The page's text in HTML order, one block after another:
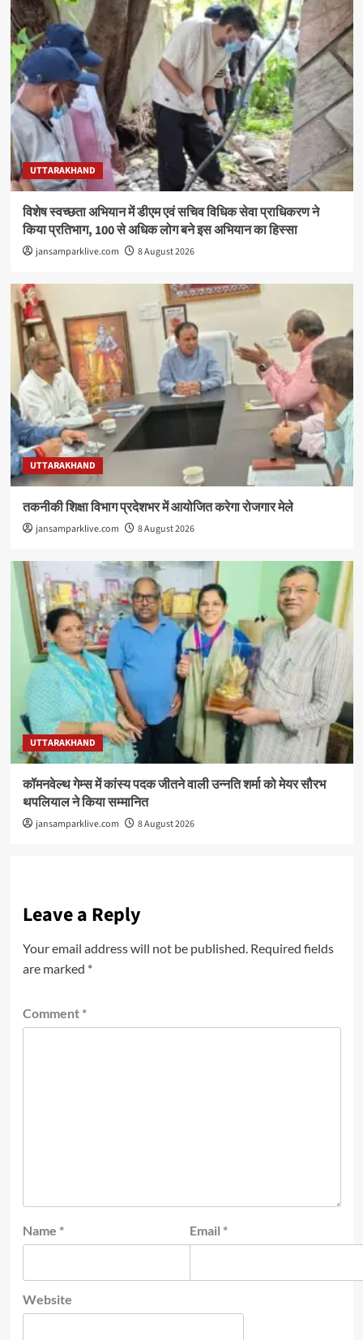
UTTARAKHAND
विशेष स्वच्छता अभियान में डीएम एवं सचिव विधिक सेवा प्राधिकरण ने
किया प्रतिभाग, 100 से अधिक लोग बने इस अभियान का हिस्सा
jansamparklive.com 8 August 2026
UTTARAKHAND
तकनीकी शिक्षा विभाग प्रदेशभर में आयोजित करेगा रोजगार मेले
jansamparklive.com 8 August 2026
UTTARAKHAND
कॉमनवेल्थ गेम्स में कांस्य पदक जीतने वाली उन्नति शर्मा को मेयर सौरभ
थपलियाल ने किया सम्मानित
jansamparklive.com 8 August 2026
Leave a Reply
Your email address will not be published. Required fields
are marked *
Comment *
Name * Email *
Website